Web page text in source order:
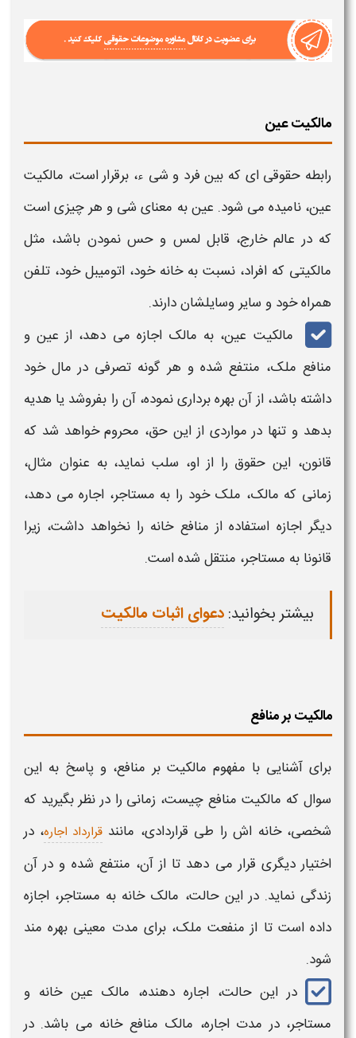
مالکیت عین
رابطه حقوقی ای که بین فرد و شی ء، برقرار است، مالکیت
عین، نامیده می شود. عین به معنای شی و هر چیزی است
که در عالم خارج، قابل لمس و حس نمودن باشد، مثل
مالکیتی که افراد، نسبت به خانه خود، اتومیبل خود، تلفن
همراه خود و سایر وسایلشان دارند.
مالکیت عین، به مالک اجازه می دهد، از عین و
منافع ملک، منتفع شده و هر گونه تصرفی در مال خود
داشته باشد، از آن بهره برداری نموده، آن را بفروشد یا هدیه
بدهد و تنها در مواردی از این حق، محروم خواهد شد که
قانون، این حقوق را از او، سلب نماید، به عنوان مثال،
زمانی که مالک، ملک خود را به مستاجر، اجاره می دهد،
دیگر اجازه استفاده از منافع خانه را نخواهد داشت، زیرا
قانونا به مستاجر، منتقل شده است.
بیشتر بخوانید:دعوای اثبات مالکیت
مالکیت بر منافع
برای آشنایی با مفهوم مالکیت بر منافع، و پاسخ به این
سوال که مالکیت منافع چیست، زمانی را در نظر بگیرید که
شخصی، خانه اش را طی قراردادی، مانند قرارداد اجاره، در
اختیار دیگری قرار می دهد تا از آن، منتفع شده و در آن
زندگی نماید. در این حالت، مالک خانه به مستاجر، اجازه
داده است تا از منفعت ملک، برای مدت معینی بهره مند
شود.
در این حالت، اجاره دهنده، مالک عین خانه و
مستاجر، در مدت اجاره، مالک منافع خانه می باشد. در